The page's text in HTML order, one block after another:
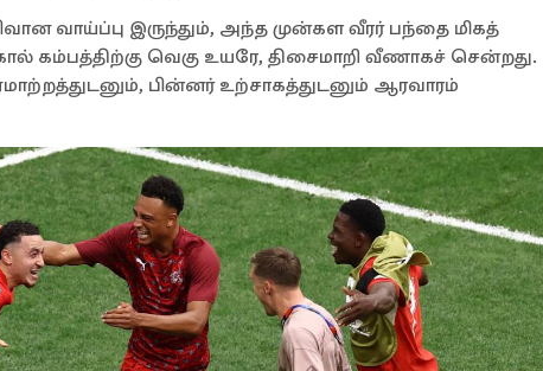
வாய்ப்பு இருந்தும், அந்த முன்கள வீரர் பந்தை மிகத்
கம்பத்திற்கு வெகு உயரே, திசைமாறி வீணாகச் சென்றது.
பின்னர் உற்சாகத்துடனும் ஆரவாரம்